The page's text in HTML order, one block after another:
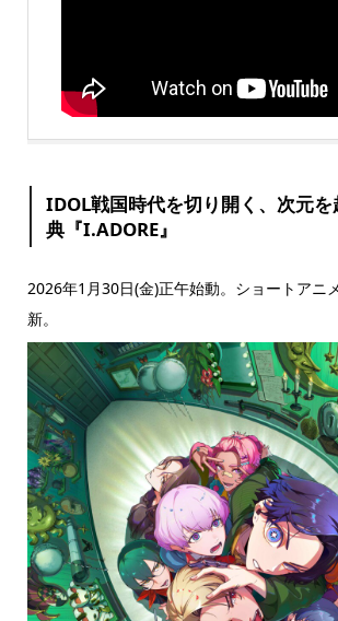
IDOL戦国時代を切り開く、次元
典『I.ADORE』
2026年1月30日(金)正午始動。ショートアニ
新。